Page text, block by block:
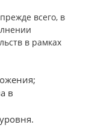
всего, в
в рамках
в